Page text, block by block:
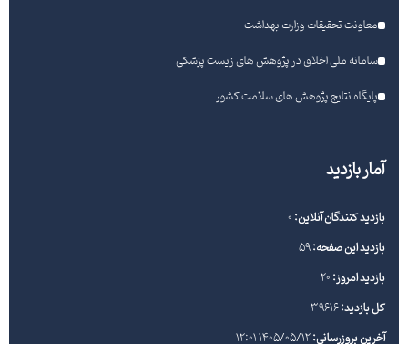
معاونت تحقیقات وزارت بهداشت
سامانه ملی اخلاق در پژوهش های زیست پزشکی
پایگاه نتایج پژوهش های سلامت کشور
آمار بازدید
بازدید کنندگان آنلاین:0
بازدید این صفحه:59
بازدید امروز:20
کل بازدید:39616
آخرین بروزرسانی:1405/05/12 12:01